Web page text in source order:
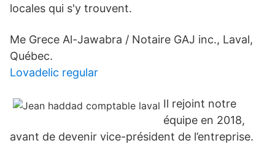
locales qui s'y trouvent.
Me Grece Al-Jawabra / Notaire GAJ inc., Laval,
Québec.
Lovadelic regular
Il rejoint notre
équipe en 2018,
avant de devenir vice-président de l’entreprise.